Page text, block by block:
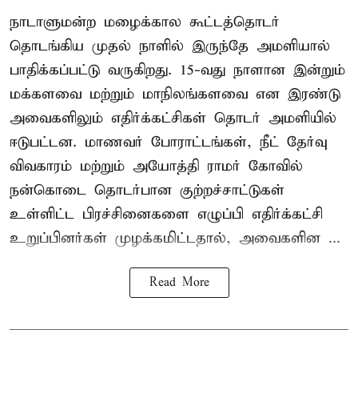
நாடாளுமன்ற மழைக்கால கூட்டத்தொடர்
தொடங்கிய முதல் நாளில் இருந்தே அமளியால்
பாதிக்கப்பட்டு வருகிறது. 15-வது நாளான இன்றும்
மக்களவை மற்றும் மாநிலங்களவை என இரண்டு
அவைகளிலும் எதிர்க்கட்சிகள் தொடர் அமளியில்
ஈடுபட்டன. மாணவர் போராட்டங்கள், நீட் தேர்வு
விவகாரம் மற்றும் அயோத்தி ராமர் கோவில்
நன்கொடை தொடர்பான குற்றச்சாட்டுகள்
உள்ளிட்ட பிரச்சினைகளை எழுப்பி எதிர்க்கட்சி
உறுப்பினர்கள் முழக்கமிட்டதால், அவைகளின ...
Read More